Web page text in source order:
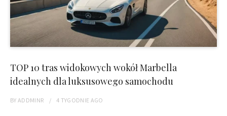
TOP 10 tras widokowych wokół Marbella
idealnych dla luksusowego samochodu
BYADDMINR 4 TYGODNIE AGO